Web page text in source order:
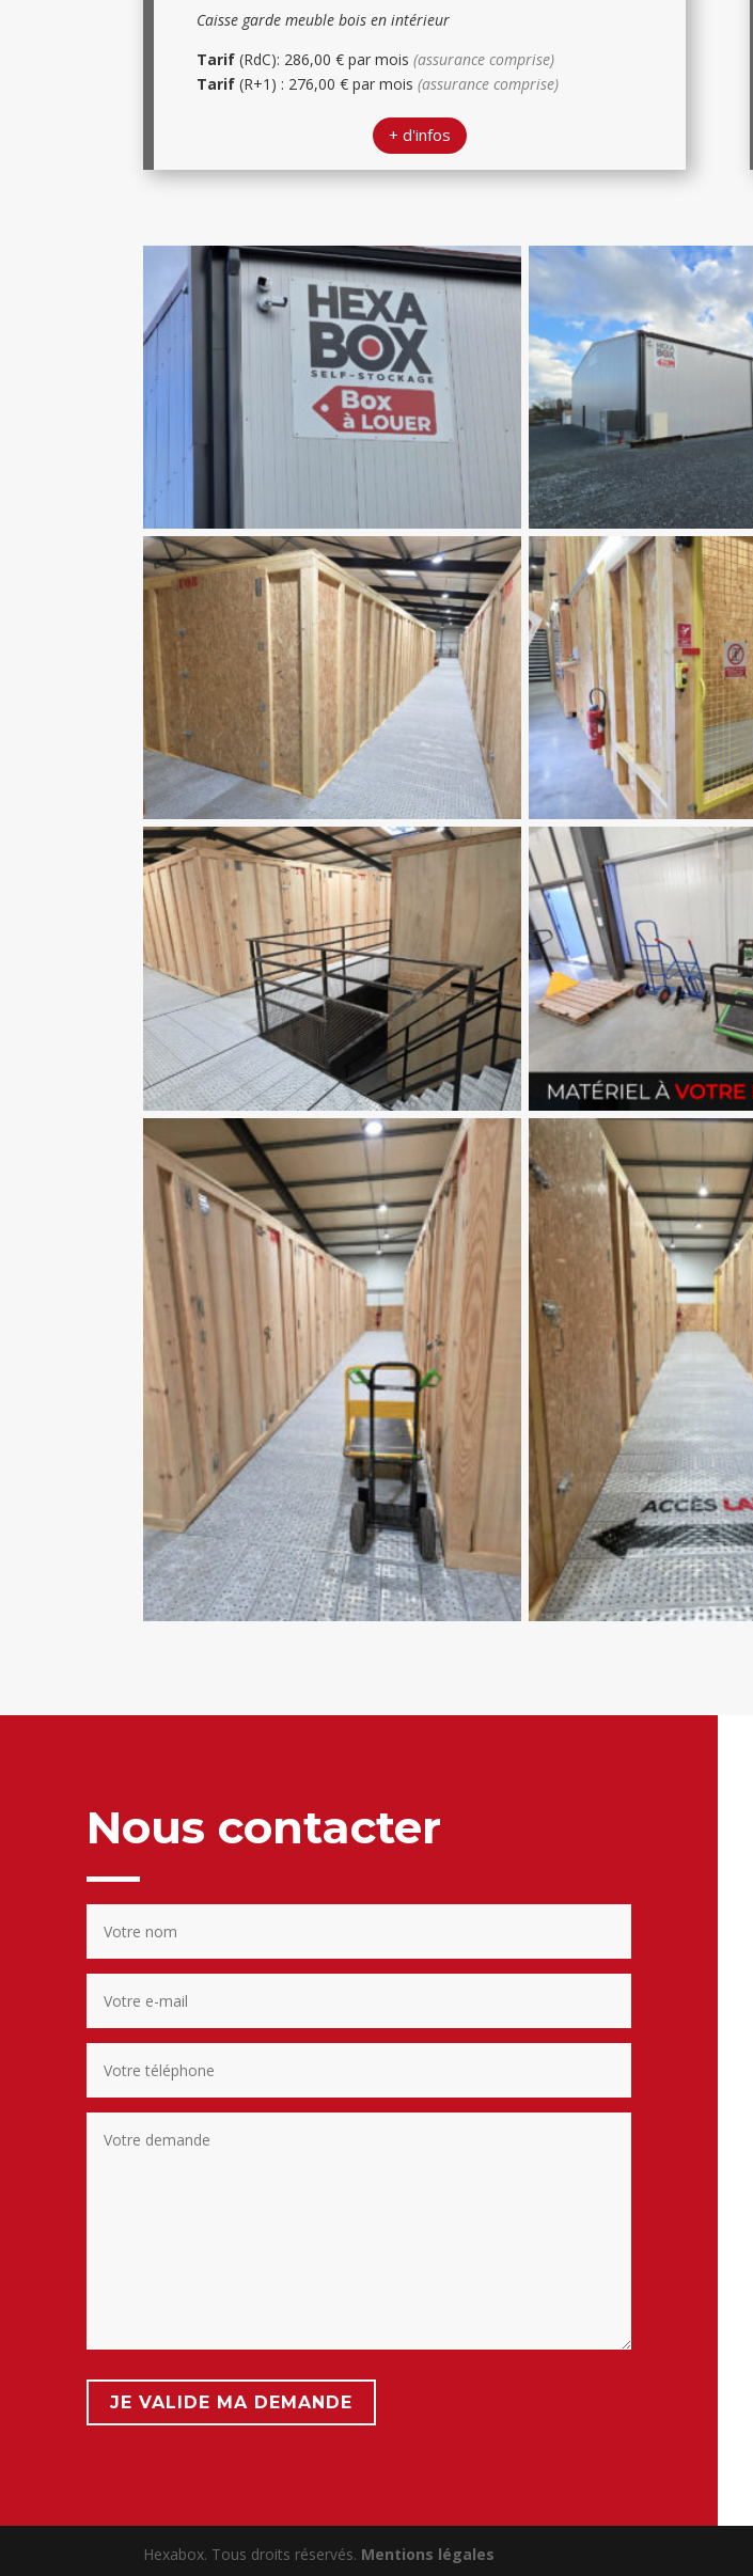
Caisse garde meuble bois en intérieur
Tarif (RdC): 286,00 € par mois(assurance comprise)
Tarif (R+1) : 276,00 € par mois(assurance comprise)
+ d'infos
Nous contacter
Hexabox. Tous droits réservés. Mentions légales